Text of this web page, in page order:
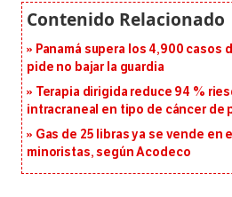
Panamá supera los 4,900 casos
pide no bajar la guardia
Terapia dirigida reduce 94 %
intracraneal en tipo de cáncer de
Gas de 25 libras ya se vende en
minoristas, según Acodeco